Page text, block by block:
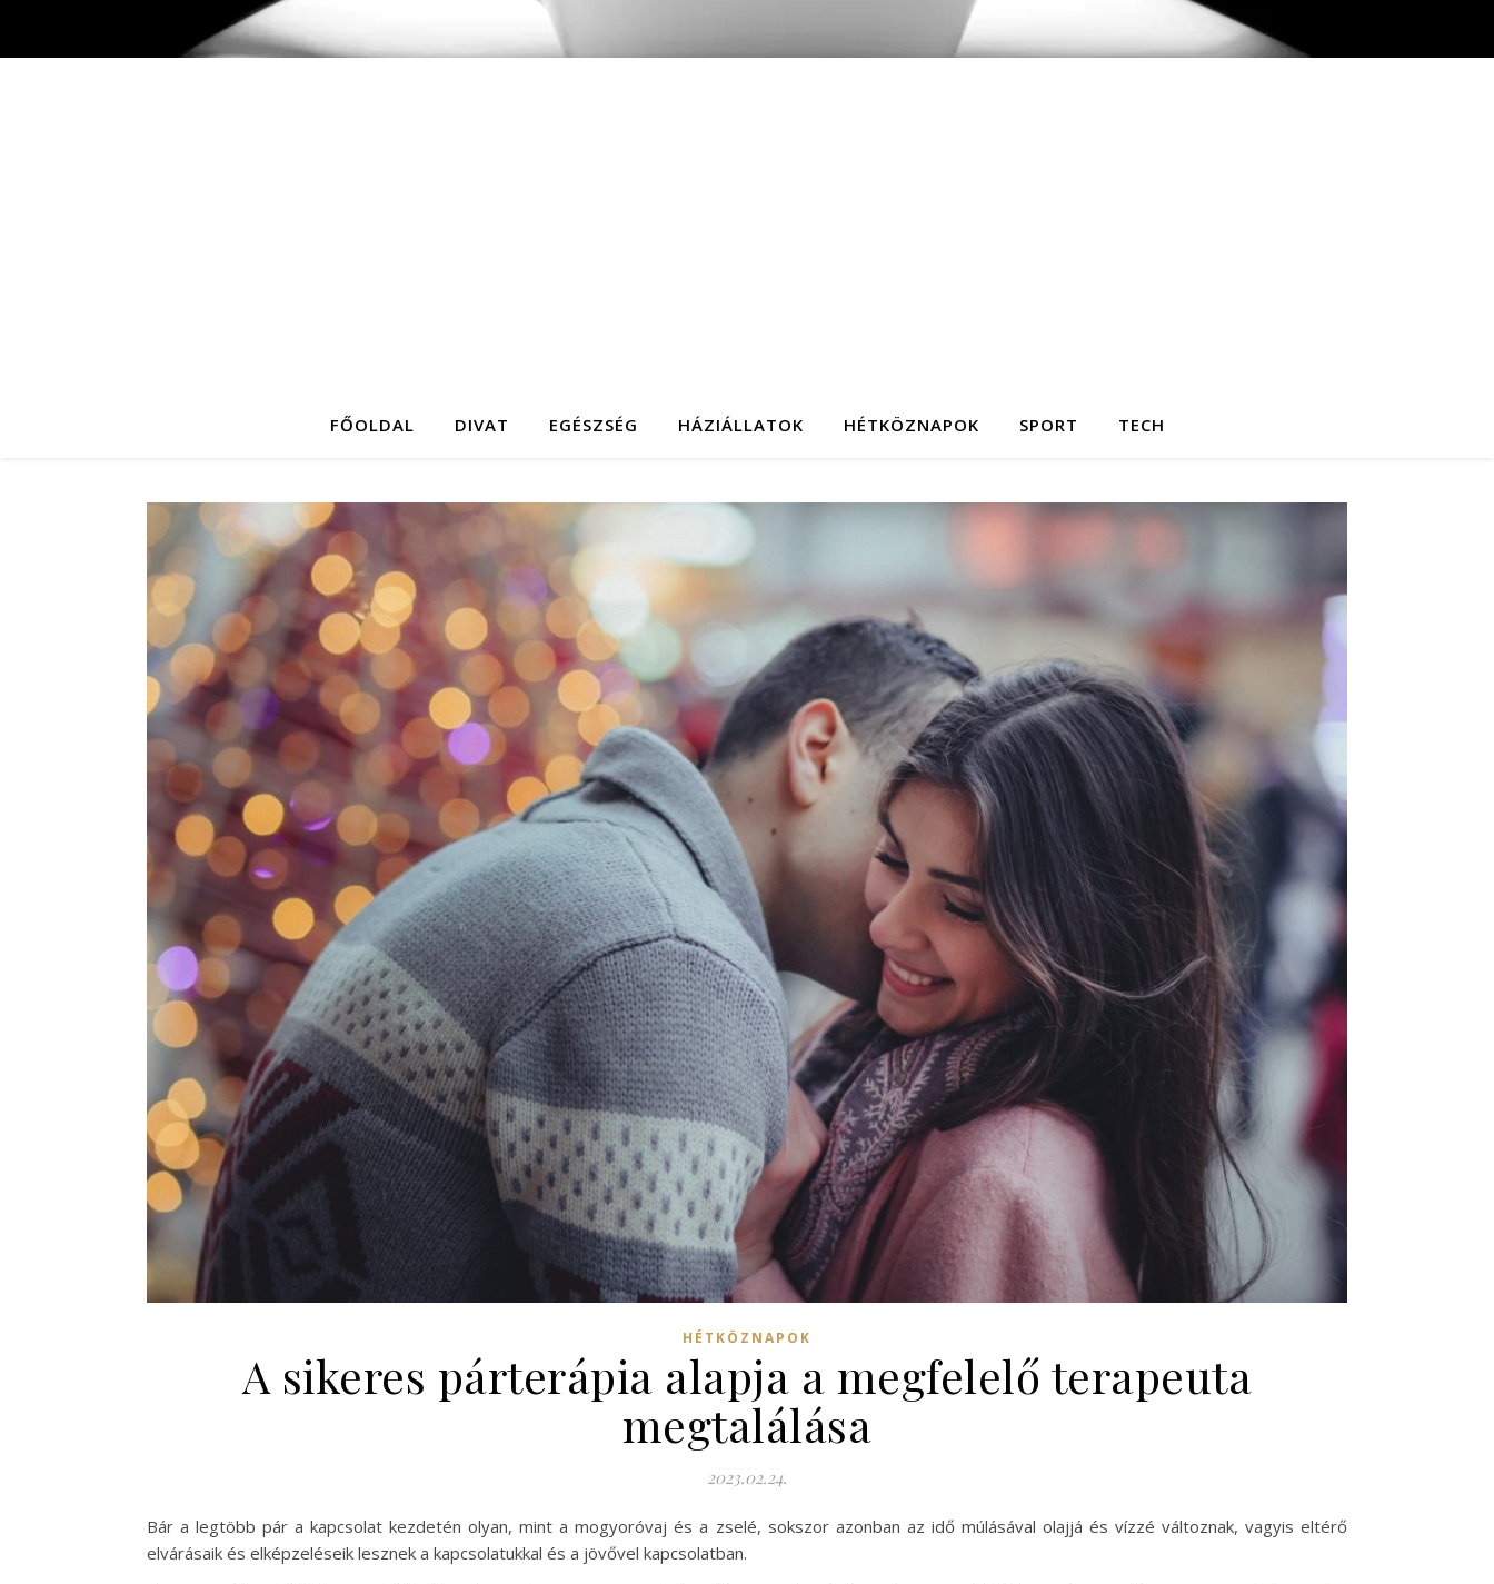
FŐOLDAL DIVAT EGÉSZSÉG HÁZIÁLLATOK HÉTKÖZNAPOK SPORT TECH
HÉTKÖZNAPOK
A sikeres párterápia alapja a megfelelő terapeuta
megtalálása
2023.02.24.
Bár a legtöbb pár a kapcsolat kezdetén olyan, mint a mogyoróvaj és a zselé, sokszor azonban az idő múlásával olajjá és vízzé változnak, vagyis eltérő
elvárásaik és elképzeléseik lesznek a kapcsolatukkal és a jövővel kapcsolatban.